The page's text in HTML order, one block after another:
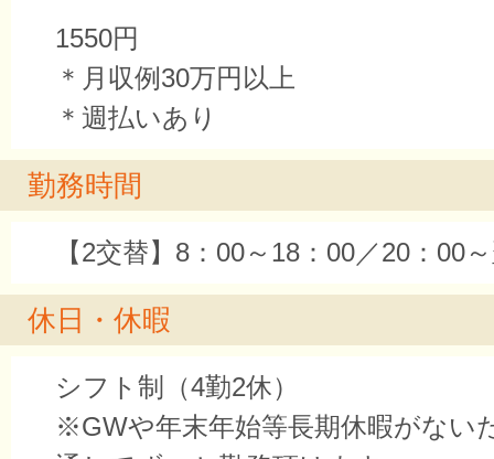
1550円
＊月収例30万円以上
＊週払いあり
勤務時間
【2交替】8：00～18：00／20：00
休日・休暇
シフト制（4勤2休）
※GWや年末年始等長期休暇がない